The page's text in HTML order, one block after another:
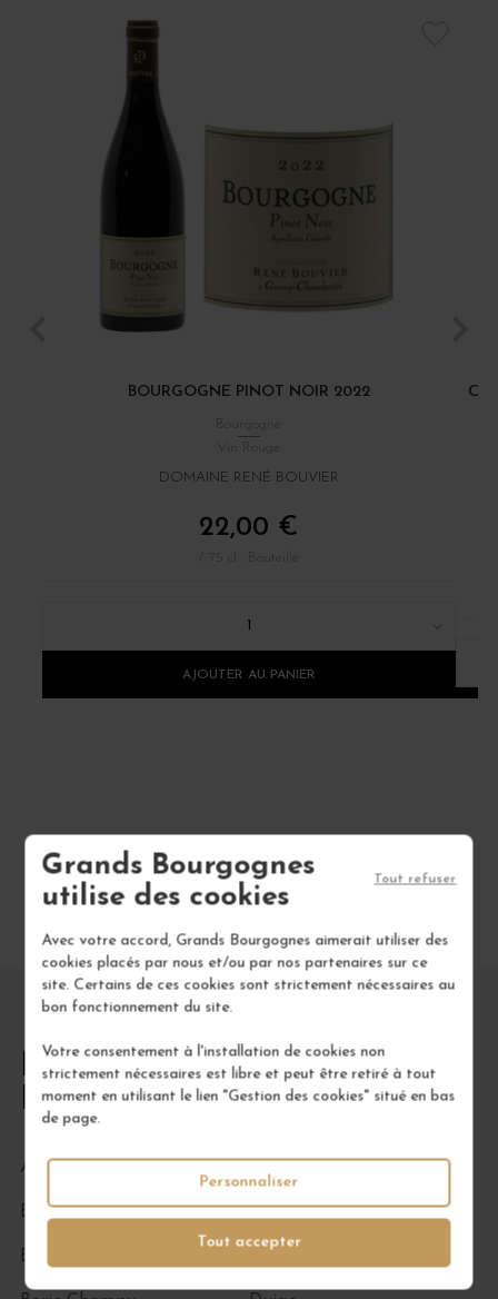
Grands Bourgognes
utilise des cookies
Avec votre accord, Grands Bourgognes aimerait utiliser des
cookies placés par nous et/ou par nos partenaires sur ce
site. Certains de ces cookies sont strictement nécessaires au
bon fonctionnement du site.
Votre consentement à l'installation de cookies non
strictement nécessaires est libre et peut être retiré à tout
moment en utilisant le lien "Gestion des cookies" situé en bas
de page.
Tout accepter
Tout refuser
Personnaliser
BOURGOGNE PINOT NOIR 2022
DOMAINE RENÉ BOUVIER
22,00 €
AJOUTER AU PANIER
Nos autres producteurs de
Bourgogne
Arlaud
Ballot-Millot
Bertagna
Cheurlin-Noëllat Maxime
Clos de Tart